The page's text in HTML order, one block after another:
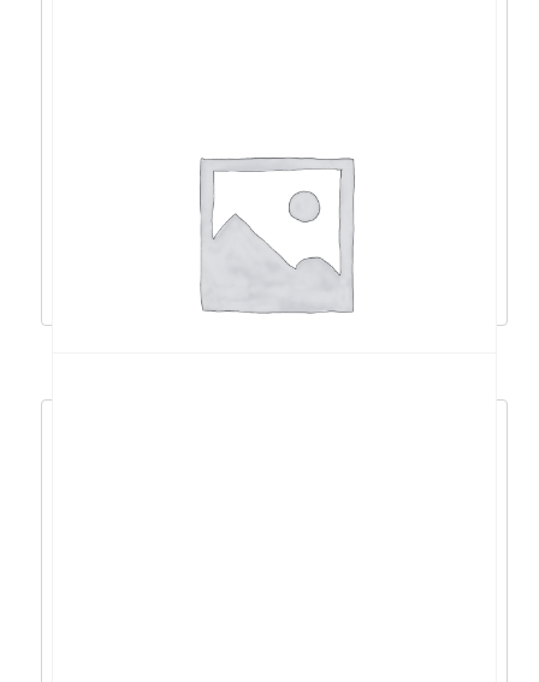
napajanja, ATX – CM-H72FB-R1
188,59€ 169,73 €